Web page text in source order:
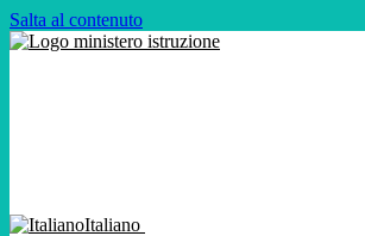
Salta al contenuto
Italiano